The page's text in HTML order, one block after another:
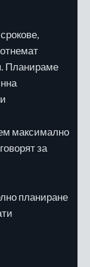
Планираме
максимално
за
планиране